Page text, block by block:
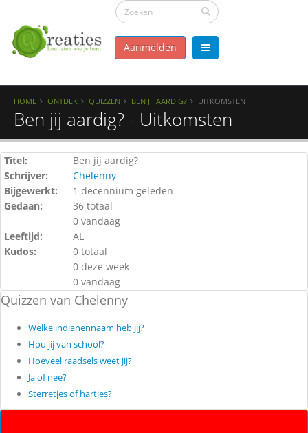
Aanmelden
HOME ONTDEK QUIZZEN BEN JIJ AARDIG? UITKOMSTEN
Ben jij aardig? - Uitkomsten
Titel:
Ben jij aardig?
Schrijver:
Chelenny
Bijgewerkt:
1 decennium geleden
Gedaan:
36 totaal
0 vandaag
Leeftijd:
AL
Kudos:
0 totaal
0 deze week
0 vandaag
Quizzen van Chelenny
Welke indianennaam heb jij?
Hou jij van school?
Hoeveel raadsels weet jij?
Ja of nee?
Sterretjes of hartjes?